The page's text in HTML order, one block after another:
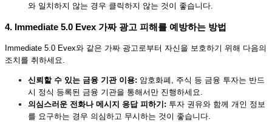
와 일치하지 않는 경우 클릭하지 않는 것이 좋습니다.
4. Immediate 5.0 Evex 가짜 광고 피해를 예방하는 방법
Immediate 5.0 Evex와 같은 가짜 광고로부터 자신을 보호하기 위해 다음의
조치를 취하세요.
신뢰할 수 있는 금융 기관 이용: 암호화폐, 주식 등 금융 투자는 반드
시 정식 등록된 금융 기관을 통해서만 진행하세요.
의심스러운 전화나 메시지 응답 피하기: 투자 권유와 함께 개인 정보
를 요구하는 경우 의심하고 무시하는 것이 좋습니다.